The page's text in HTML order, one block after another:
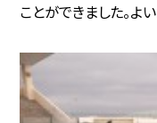
ことができました。よ